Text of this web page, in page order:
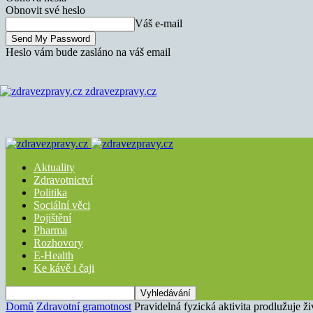
Obnovit své heslo
Váš e-mail
Heslo vám bude zasláno na váš email
zdravezpravy.cz
Aktuality
Zdravotnictví
Politika
Sociální věci
Pojištění
Pharma
Rozhovory
E-Health
Ke kávě i čaji
Domů Zdravotní gramotnost Pravidelná fyzická aktivita prodlužuje